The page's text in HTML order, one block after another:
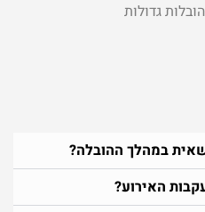
גדולות
במהלך ההובלה?
האירוע?